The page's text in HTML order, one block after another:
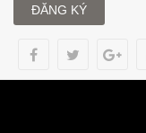
ĐĂNG KÝ